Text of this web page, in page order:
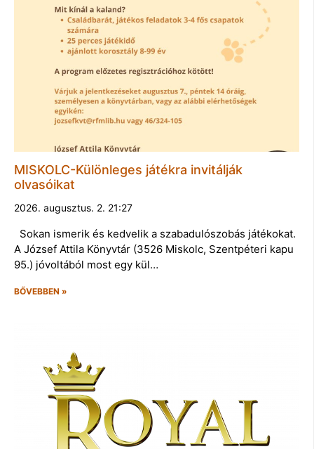
MISKOLC-Különleges játékra invitálják
olvasóikat
2026. augusztus. 2. 21:27
Sokan ismerik és kedvelik a szabadulószobás játékokat.
A József Attila Könyvtár (3526 Miskolc, Szentpéteri kapu
95.) jóvoltából most egy kül…
BŐVEBBEN »